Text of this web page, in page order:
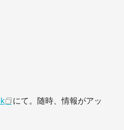
にて。随時、情報がアッ